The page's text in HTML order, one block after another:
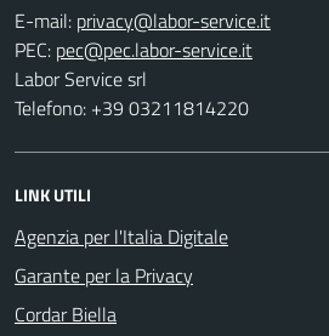
E-mail:
PEC:
Labor Service srl
Telefono: +39 03211814220
LINK UTILI
Agenzia per l'Italia Digitale
Garante per la Privacy
Cordar Biella